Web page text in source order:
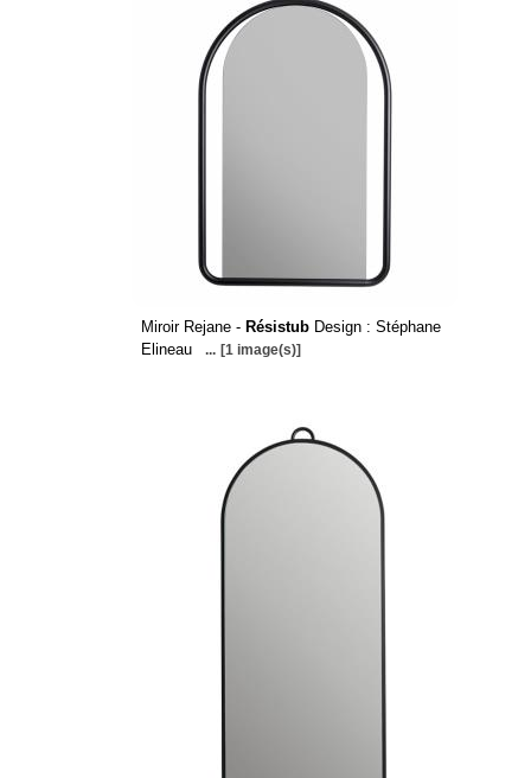
Miroir Rejane - RésistubDesign : Stéphane
Elineau
... [1 image(s)]